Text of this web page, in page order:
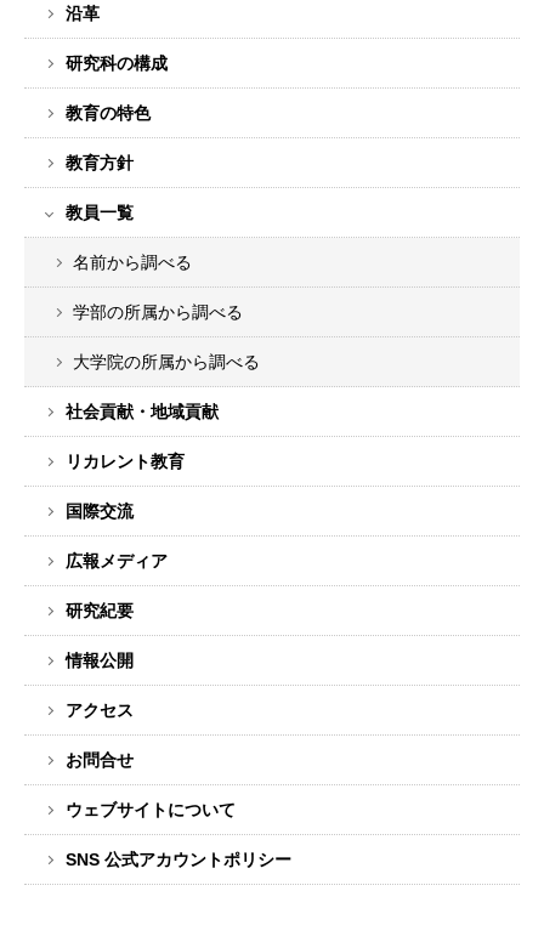
ー
メ
ニ
ュ
ー
沿革
研究科の構成
教育の特色
教育方針
教員一覧
名前から調べる
学部の所属から調べる
大学院の所属から調べる
社会貢献・地域貢献
リカレント教育
国際交流
広報メディア
研究紀要
情報公開
アクセス
お問合せ
ウェブサイトについて
SNS 公式アカウントポリシー